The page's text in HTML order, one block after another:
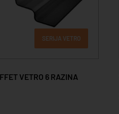
SERIJA VETRO
VETRO 6 RAZINA